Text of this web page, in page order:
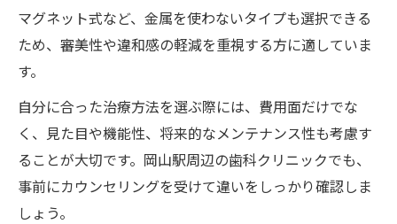
マグネット式など、金属を使わないタイプも選択できる
ため、審美性や違和感の軽減を重視する方に適していま
す。
自分に合った治療方法を選ぶ際には、費用面だけでな
く、見た目や機能性、将来的なメンテナンス性も考慮す
ることが大切です。岡山駅周辺の歯科クリニックでも、
事前にカウンセリングを受けて違いをしっかり確認しま
しょう。